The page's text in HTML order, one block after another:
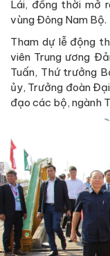
Lái, đồng thời mở
vùng Đông Nam Bộ.
Tham dự lễ động
viên Trung ương
Tuấn, Thứ trưởng
ủy, Trưởng đoàn
đạo các bộ, ngành